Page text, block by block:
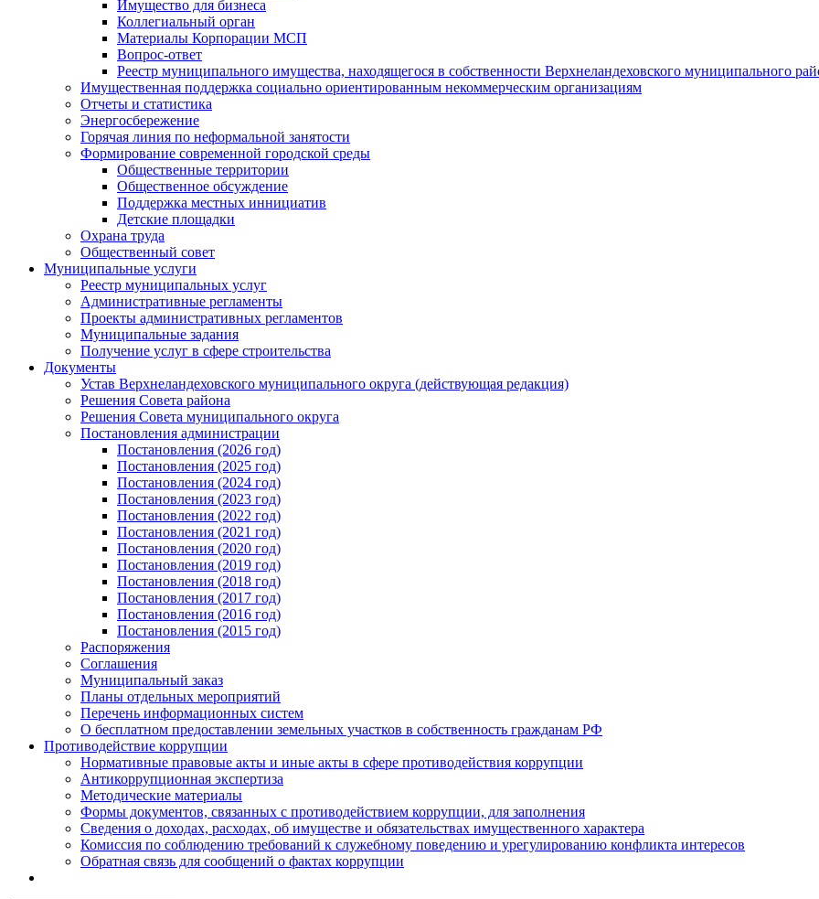
Имущество для бизнеса
Коллегиальный орган
Материалы Корпорации МСП
Вопрос-ответ
Реестр муниципального имущества, находящегося в собственности Верхнеландеховского муниципального
Имущественная поддержка социально ориентированным некоммерческим организациям
Отчеты и статистика
Энергосбережение
Горячая линия по неформальной занятости
Формирование современной городской среды
Общественные территории
Общественное обсуждение
Поддержка местных иннициатив
Детские площадки
Охрана труда
Общественный совет
Муниципальные услуги
Реестр муниципальных услуг
Административные регламенты
Проекты административных регламентов
Муниципальные задания
Получение услуг в сфере строительства
Документы
Устав Верхнеландеховского муниципального округа (действующая редакция)
Решения Совета района
Решения Совета муниципального округа
Постановления администрации
Постановления (2026 год)
Постановления (2025 год)
Постановления (2024 год)
Постановления (2023 год)
Постановления (2022 год)
Постановления (2021 год)
Постановления (2020 год)
Постановления (2019 год)
Постановления (2018 год)
Постановления (2017 год)
Постановления (2016 год)
Постановления (2015 год)
Распоряжения
Соглашения
Муниципальный заказ
Планы отдельных мероприятий
Перечень информационных систем
О бесплатном предоставлении земельных участков в собственность гражданам РФ
Противодействие коррупции
Нормативные правовые акты и иные акты в сфере противодействия коррупции
Антикоррупционная экспертиза
Методические материалы
Формы документов, связанных с противодействием коррупции, для заполнения
Сведения о доходах, расходах, об имуществе и обязательствах имущественного характера
Комиссия по соблюдению требований к служебному поведению и урегулированию конфликта интересов
Обратная связь для сообщений о фактах коррупции